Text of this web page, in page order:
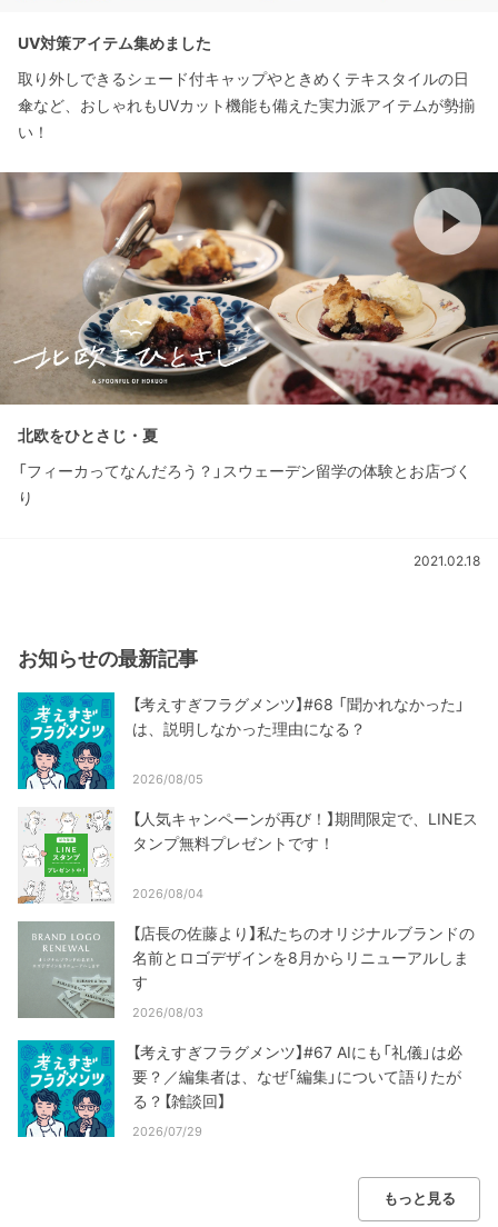
UV対策アイテム集めました
取り外しできるシェード付キャップやときめくテキスタイルの日
傘など、おしゃれもUVカット機能も備えた実力派アイテムが勢揃
い！
北欧をひとさじ・夏
「フィーカってなんだろう？」スウェーデン留学の体験とお店づく
り
2021.02.18
お知らせの最新記事
【考えすぎフラグメンツ】#68 「聞かれなかった」
は、説明しなかった理由になる？
2026/08/05
【人気キャンペーンが再び！】期間限定で、LINEス
タンプ無料プレゼントです！
2026/08/04
【店長の佐藤より】私たちのオリジナルブランドの
名前とロゴデザインを8月からリニューアルしま
す
2026/08/03
【考えすぎフラグメンツ】#67 AIにも「礼儀」は必
要？／編集者は、なぜ「編集」について語りたが
る？【雑談回】
2026/07/29
もっと見る